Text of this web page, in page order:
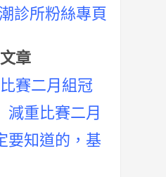
診所粉絲專頁
章
賽二月組冠
減重比賽二月
要知道的，基